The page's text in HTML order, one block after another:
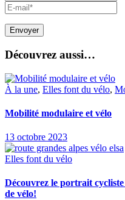
Découvrez aussi…
À la une, Elles font du vélo,
Mobilité modulaire et vélo
13 octobre 2023
Elles font du vélo
Découvrez le portrait
de vélo!